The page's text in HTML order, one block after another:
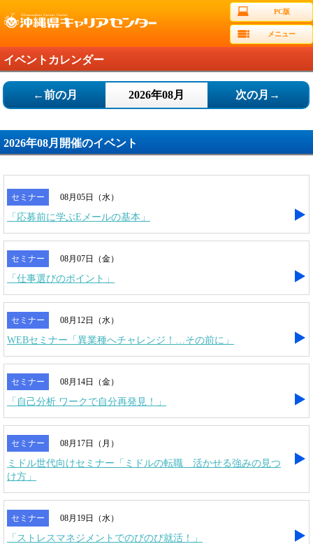
PC版
メニュー
イベントカレンダー
←前の月 2026年08月 次の月→
2026年08月開催のイベント
セミナー 08月05日（水）
「応募前に学ぶEメールの基本」
セミナー 08月07日（金）
「仕事選びのポイント」
セミナー 08月12日（水）
WEBセミナー「異業種へチャレンジ！…その前に」
セミナー 08月14日（金）
「自己分析 ワークで自分再発見！」
セミナー 08月17日（月）
ミドル世代向けセミナー「ミドルの転職 活かせる強みの見つ
け方」
セミナー 08月19日（水）
「ストレスマネジメントでのびのび就活！」